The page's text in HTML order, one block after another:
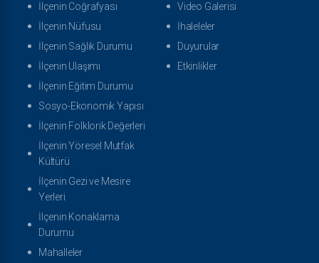
İlçenin Coğrafyası
İlçenin Nüfusu
İlçenin Sağlık Durumu
İlçenin Ulaşımı
İlçenin Eğitim Durumu
Sosyo-Ekonomik Yapısı
İlçenin Folklorik Değerleri
İlçenin Yöresel Mutfak
Kültürü
İlçenin Gezi ve Mesire
Yerleri
İlçenin Konaklama
Durumu
Mahalleler
Video Galerisi
İhaleleler
Duyurular
Etkinlikler